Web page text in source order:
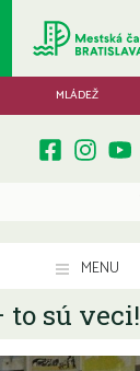
MLÁDEŽ
MENU
sú veci!